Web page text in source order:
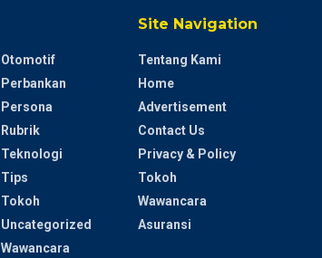
Otomotif
Perbankan
Persona
Rubrik
Teknologi
Tips
Tokoh
Uncategorized
Wawancara
Site Navigation
Tentang Kami
Home
Advertisement
Contact Us
Privacy & Policy
Tokoh
Wawancara
Asuransi